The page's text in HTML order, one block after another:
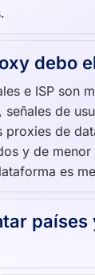
debo
e ISP son
de
proxies de
y de
es
países